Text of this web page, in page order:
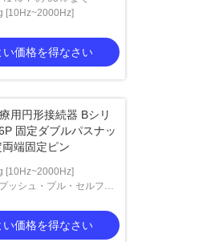
[10Hz~2000Hz]
い価格を得なさい
用円形接続器 Bシリ
固定ダブルパスナッ
端固定ピン
[10Hz~2000Hz]
ッシュ・プル・セルフ・
い価格を得なさい